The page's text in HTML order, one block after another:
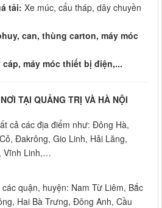
tải: Xe múc, cẩu tháp, dây chuyền
can, thùng carton, máy móc
máy móc thiết bị điện,...
TẠI QUẢNG TRỊ VÀ HÀ NỘI
cả các địa điểm như: Đông Hà,
Đakrông, Gio Linh, Hải Lăng,
Vĩnh Linh,…
quận, huyện: Nam Từ Liêm, Bắc
Hai Bà Trưng, Đông Anh, Cầu